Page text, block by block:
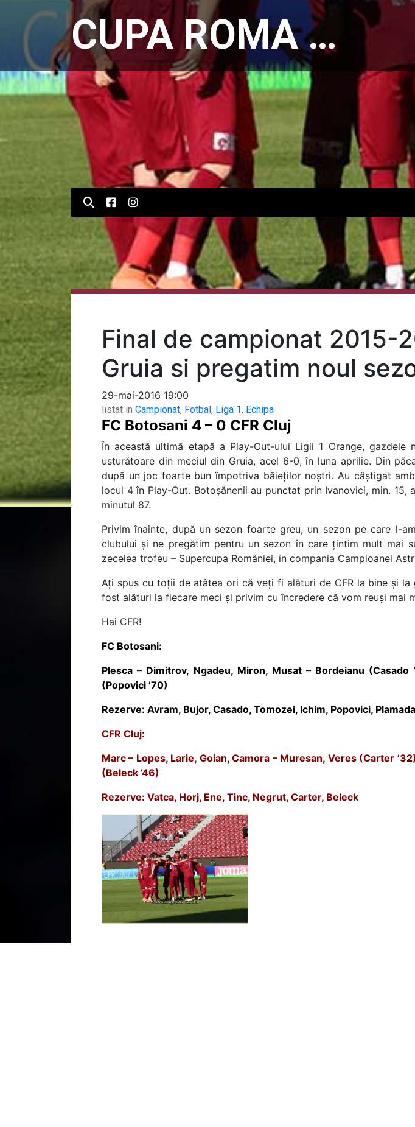
CUPA ROMA …
Final de campionat 2015-
Gruia si pregatim noul
29-mai-2016 19:00
listat in Campionat, Fotbal , Liga 1, Echipa
FC Botosani 4 – 0 CFR Cluj
În această ultimă etapă a Play-Out-ului Ligii 1 Orange,
usturătoare din meciul din Gruia, acel 6-0, în luna aprilie. Din
după un joc foarte bun împotriva băieților noștri. Au câștigat
locul 4 în Play-Out. Botoșănenii au punctat prin Ivanovici, min.
minutul 87.
Privim înainte, după un sezon foarte greu, un sezon pe care l-
clubului și ne pregătim pentru un sezon în care țintim mult mai
zecelea trofeu – Supercupa României, în compania Campioanei
Ați spus cu toții de atâtea ori că veți fi alături de CFR la bine și
fost alături la fiecare meci și privim cu încredere că vom reuși mai
Hai CFR!
FC Botosani:
Plesca – Dimitrov, Ngadeu, Miron, Musat – Bordeianu
(Popovici ’70)
Rezerve: Avram, Bujor, Casado, Tomozei, Ichim, Popovici, Plamada
CFR Cluj:
Marc – Lopes, Larie, Goian, Camora – Muresan, Veres (Carter
(Beleck ’46)
Rezerve: Vatca, Horj, Ene, Tinc, Negrut, Carter, Beleck